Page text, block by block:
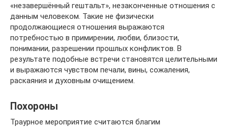
«незавершённый гештальт», незаконченные отношения с
данным человеком. Такие не физически
продолжающиеся отношения выражаются
потребностью в примирении, любви, близости,
понимании, разрешении прошлых конфликтов. В
результате подобные встречи становятся целительными
и выражаются чувством печали, вины, сожаления,
раскаяния и духовным очищением.
Похороны
Траурное мероприятие считаются благим